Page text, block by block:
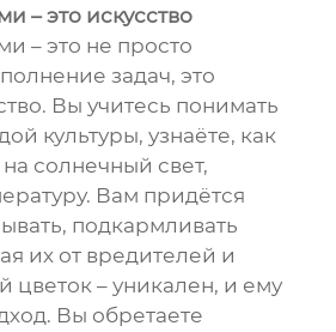
– это искусство
– это не просто
задач, это
Вы учитесь понимать
культуры, узнаёте, как
солнечный свет,
Вам придётся
подкармливать
их от вредителей и
цветок – уникален, и ему
Вы обретаете